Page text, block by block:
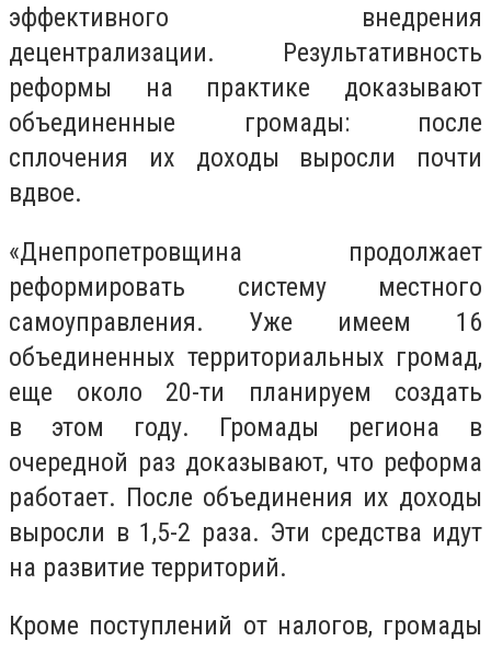
эффективного внедрения
децентрализации. Результативность
реформы на практике доказывают
объединенные громады: после
сплочения их доходы выросли почти
вдвое.
«Днепропетровщина продолжает
реформировать систему местного
самоуправления. Уже имеем 16
объединенных территориальных громад,
еще около 20-ти планируем создать
в этом году. Громады региона в
очередной раз доказывают, что реформа
работает. После объединения их доходы
выросли в 1,5-2 раза. Эти средства идут
на развитие территорий.
Кроме поступлений от налогов, громады